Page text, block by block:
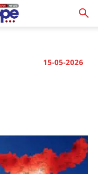
15-05-2026